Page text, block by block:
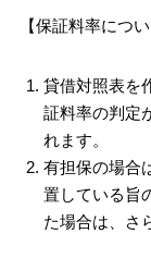
【保証料率につい
貸借対照表を
証料率の判定
れます。
有担保の場合
置している旨
た場合は、さ